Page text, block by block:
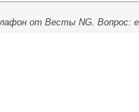
от Весты NG. Вопрос: